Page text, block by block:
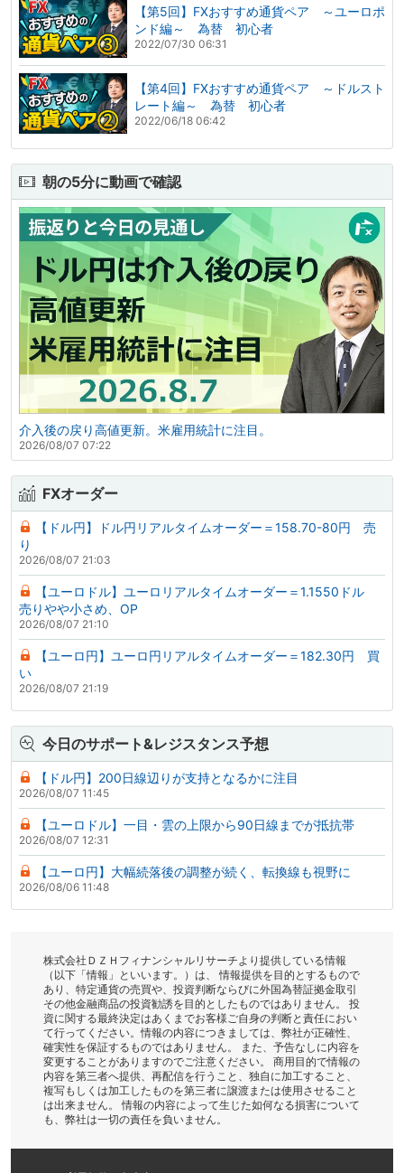
【第5回】FXおすすめ通貨ペア ～ユーロポ
ンド編～ 為替 初心者
2022/07/30 06:31
【第4回】FXおすすめ通貨ペア ～ドルスト
レート編～ 為替 初心者
2022/06/18 06:42
朝の5分に動画で確認
介入後の戻り高値更新。米雇用統計に注目。
2026/08/07 07:22
FXオーダー
【ドル円】ドル円リアルタイムオーダー＝158.70-80円 売
り
2026/08/07 21:03
【ユーロドル】ユーロリアルタイムオーダー＝1.1550ドル
売りやや小さめ、OP
2026/08/07 21:10
【ユーロ円】ユーロ円リアルタイムオーダー＝182.30円 買
い
2026/08/07 21:19
今日のサポート&レジスタンス予想
【ドル円】200日線辺りが支持となるかに注目
2026/08/07 11:45
【ユーロドル】一目・雲の上限から90日線までが抵抗帯
2026/08/07 12:31
【ユーロ円】大幅続落後の調整が続く、転換線も視野に
2026/08/06 11:48
株式会社ＤＺＨフィナンシャルリサーチより提供している情報
（以下「情報」といいます。）は、 情報提供を目的とするもので
あり、特定通貨の売買や、投資判断ならびに外国為替証拠金取引
その他金融商品の投資勧誘を目的としたものではありません。 投
資に関する最終決定はあくまでお客様ご自身の判断と責任におい
て行ってください。情報の内容につきましては、弊社が正確性、
確実性を保証するものではありません。 また、予告なしに内容を
変更することがありますのでご注意ください。 商用目的で情報の
内容を第三者へ提供、再配信を行うこと、独自に加工すること、
複写もしくは加工したものを第三者に譲渡または使用させること
は出来ません。 情報の内容によって生じた如何なる損害について
も、弊社は一切の責任を負いません。